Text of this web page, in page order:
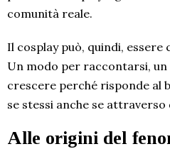
comunità reale.
Il cosplay può, quindi,
Un modo per raccontarsi,
crescere perché risponde al
se stessi anche se
Alle origini del